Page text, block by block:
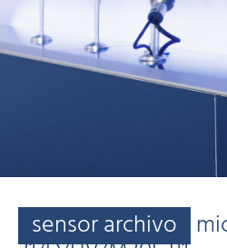
sensor archivo